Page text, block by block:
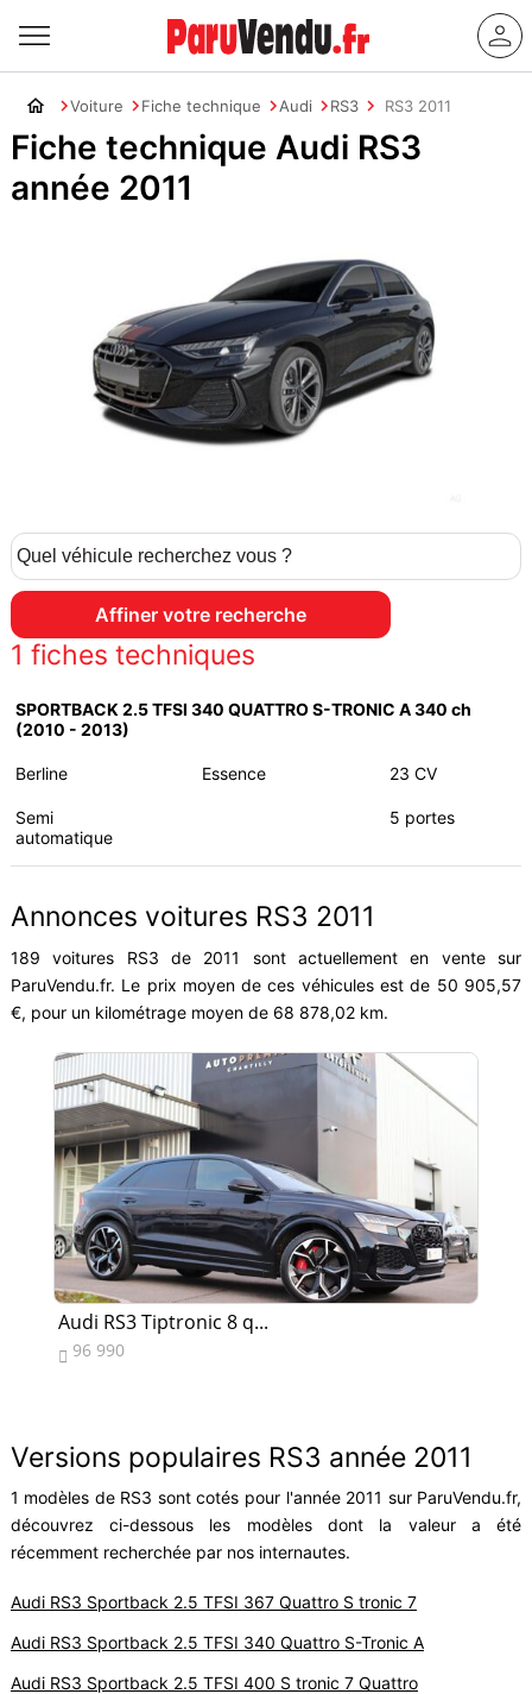
Voiture Fiche technique Audi RS3 RS3 2011
Fiche technique Audi RS3
année 2011
1 fiches techniques
SPORTBACK 2.5 TFSI 340 QUATTRO S-TRONIC A 340 ch
(2010 - 2013)
Berline Essence 23 CV
Semi
automatique
5 portes
Annonces voitures RS3 2011
189 voitures RS3 de 2011 sont actuellement en vente sur
ParuVendu.fr. Le prix moyen de ces véhicules est de 50 905,57
€, pour un kilométrage moyen de 68 878,02 km.
Audi RS3 Tiptronic 8 q...
 96 990
Versions populaires RS3 année 2011
1 modèles de RS3 sont cotés pour l'année 2011 sur ParuVendu.fr,
découvrez ci-dessous les modèles dont la valeur a été
récemment recherchée par nos internautes.
Audi RS3 Sportback 2.5 TFSI 367 Quattro S tronic 7
Audi RS3 Sportback 2.5 TFSI 340 Quattro S-Tronic A
Audi RS3 Sportback 2.5 TFSI 400 S tronic 7 Quattro